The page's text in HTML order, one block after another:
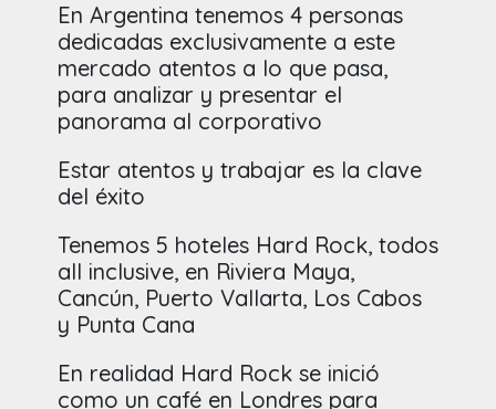
En Argentina tenemos 4 personas
dedicadas exclusivamente a este
mercado atentos a lo que pasa,
para analizar y presentar el
panorama al corporativo
Estar atentos y trabajar es la clave
del éxito
Tenemos 5 hoteles Hard Rock, todos
all inclusive, en Riviera Maya,
Cancún, Puerto Vallarta, Los Cabos
y Punta Cana
En realidad Hard Rock se inició
como un café en Londres para